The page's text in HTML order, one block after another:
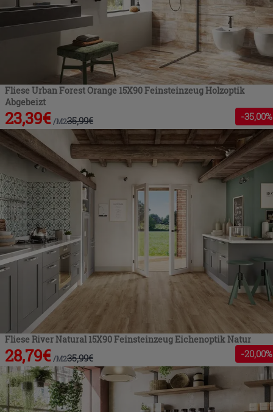
Fliese Urban Forest Orange 15X90 Feinsteinzeug Holzoptik
Abgebeizt
23,39€ /M235,99€ -35,00%
Fliese River Natural 15X90 Feinsteinzeug Eichenoptik Natur
28,79€ /M235,99€ -20,00%